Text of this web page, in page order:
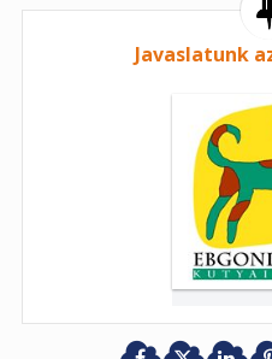
Javaslatunk